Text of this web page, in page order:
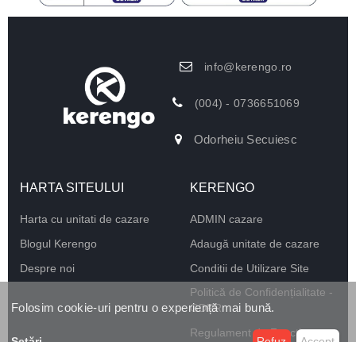
info@kerengo.ro
(004) - 0736651069
Odorheiu Secuiesc
HARTA SITEULUI
Harta cu unitati de cazare
Blogul Kerengo
Despre noi
KERENGO
ADMIN cazare
Adaugă unitate de cazare
Conditii de Utilizare Site
Politică de Confidențialitate -
GDPR
Regulament de Funcționare
Folosim cookie-uri pentru o experiență mai bună.